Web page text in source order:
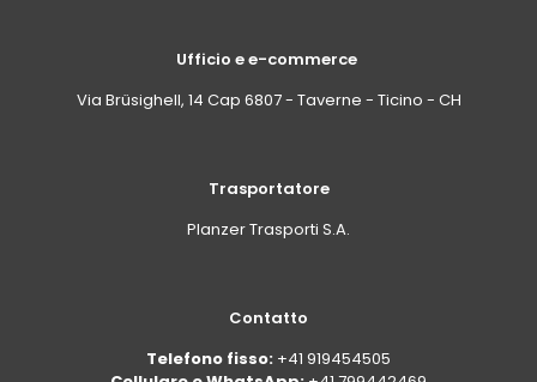
Ufficio e e-commerce
Via Brüsighell, 14 Cap 6807 - Taverne - Ticino - CH
Trasportatore
Planzer Trasporti S.A.
Contatto
Telefono fisso: +41 919454505